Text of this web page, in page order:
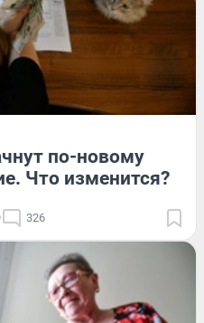
по-новому
Что изменится?
326